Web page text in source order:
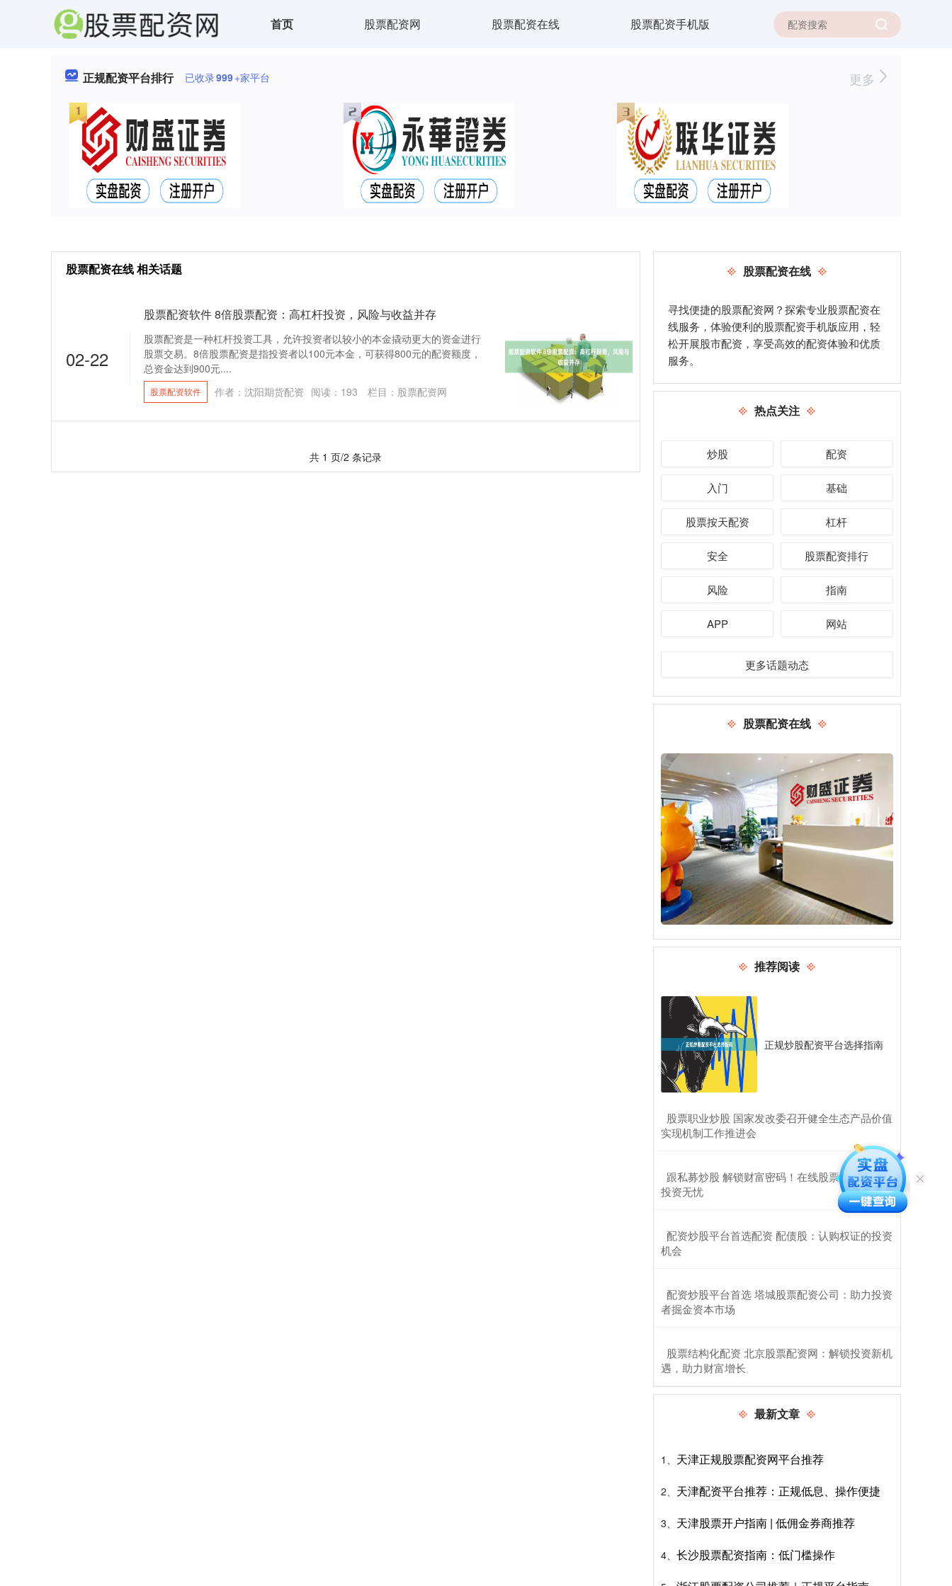
首页 股票配资网 股票配资在线 股票配资手机版
正规配资平台排行 已收录999+家平台 更多
股票配资在线 相关话题
02-22
股票配资软件 8倍股票配资：高杠杆投资，风险与收益并存
股票配资是一种杠杆投资工具，允许投资者以较小的本金撬动更大的资金进行
股票交易。8倍股票配资是指投资者以100元本金，可获得800元的配资额度，
总资金达到900元....
股票配资软件 作者：沈阳期货配资 阅读： 193 栏目： 股票配资网
共 1 页/2 条记录
股票配资在线
寻找便捷的股票配资网？探索专业股票配资在
线服务，体验便利的股票配资手机版应用，轻
松开展股市配资，享受高效的配资体验和优质
服务。
热点关注
炒股 配资
入门 基础
股票按天配资 杠杆
安全 股票配资排行
风险 指南
APP 网站
更多话题动态
股票配资在线
推荐阅读
正规炒股配资平台选择指南
​股票职业炒股 国家发改委召开健全生态产品价值
实现机制工作推进会
​跟私募炒股 解锁财富密码！在线股票配资，助你
投资无忧
​配资炒股平台首选配资 配债股：认购权证的投资
机会
​配资炒股平台首选 塔城股票配资公司：助力投资
者掘金资本市场
​股票结构化配资 北京股票配资网：解锁投资新机
遇，助力财富增长
最新文章
1、 天津正规股票配资网平台推荐
2、 天津配资平台推荐：正规低息、操作便捷
3、 天津股票开户指南 | 低佣金券商推荐
4、 长沙股票配资指南：低门槛操作